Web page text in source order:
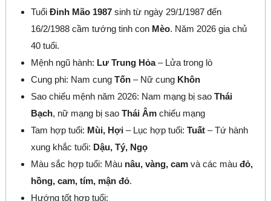
TuổiĐinh Mão 1987 sinh từ ngày 29/1/1987 đến
16/2/1988 cầm tướng tinh con Mèo. Năm 2026 gia chủ
40 tuổi.
Mệnh ngũ hành: Lư Trung Hỏa– Lửa trong lò
Cung phi: Nam cungTốn – Nữ cung Khôn
Sao chiếu mệnh năm 2026: Nam mạng bị saoThái
Bạch, nữ mạng bị saoThái Âm chiếu mạng
Tam hợp tuổi: Mùi, Hợi – Lục hợp tuổi:Tuất – Tứ hành
xung khắc tuổi: Dậu, Tý, Ngọ
Màu sắc hợp tuổi: Màu nâu, vàng, cam và các màuđỏ,
hồng, cam, tím, mận đỏ.
Hướng tốt hợp tuổi: